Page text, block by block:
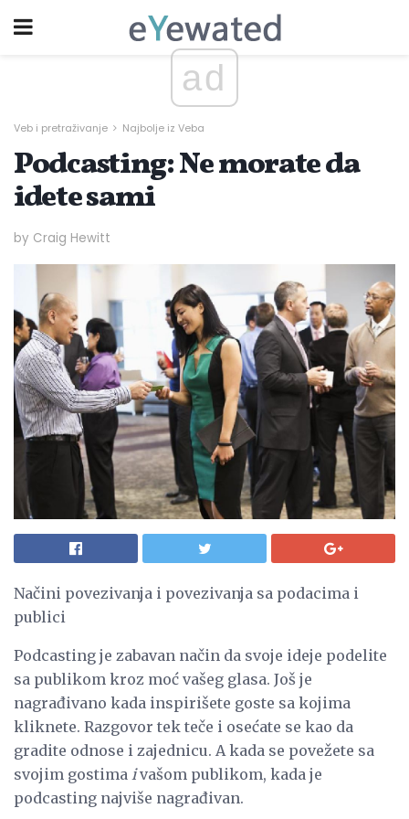
ad
Veb i pretraživanje Najbolje iz Veba
Podcasting: Ne morate da
idete sami
by Craig Hewitt
Načini povezivanja i povezivanja sa podacima i
publici
Podcasting je zabavan način da svoje ideje podelite
sa publikom kroz moć vašeg glasa. Još je
nagrađivano kada inspirišete goste sa kojima
kliknete. Razgovor tek teče i osećate se kao da
gradite odnose i zajednicu. A kada se povežete sa
svojim gostima ivašom publikom, kada je
podcasting najviše nagrađivan.